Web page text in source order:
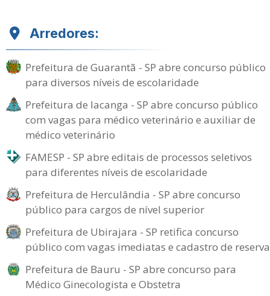
Arredores:
Prefeitura de Guarantã - SP abre concurso público
para diversos níveis de escolaridade
Prefeitura de Iacanga - SP abre concurso público
com vagas para médico veterinário e auxiliar de
médico veterinário
FAMESP - SP abre editais de processos seletivos
para diferentes níveis de escolaridade
Prefeitura de Herculândia - SP abre concurso
público para cargos de nível superior
Prefeitura de Ubirajara - SP retifica concurso
público com vagas imediatas e cadastro de reserva
Prefeitura de Bauru - SP abre concurso para
Médico Ginecologista e Obstetra